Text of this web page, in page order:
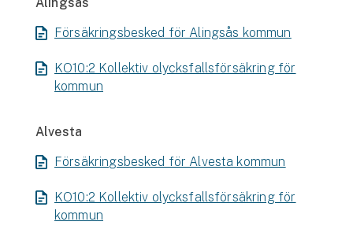
Sportfiskarna
Hundförsäkring
Jakthundsförsäkring
Kattförsäkring
Djurförsäkring
Försäkringsbesked för Alingsås kommun
KO10:2 Kollektiv olycksfallsförsäkring för
kommun
Alvesta
Försäkringsbesked för Alvesta kommun
KO10:2 Kollektiv olycksfallsförsäkring för
kommun